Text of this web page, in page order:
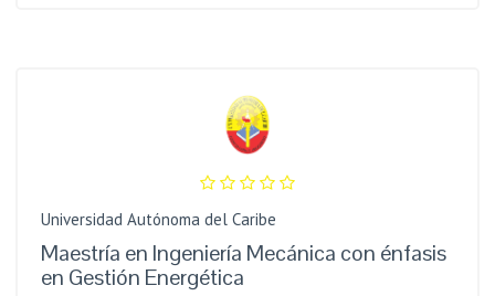
Universidad Autónoma del Caribe
Maestría en Ingeniería Mecánica con énfasis
en Gestión Energética